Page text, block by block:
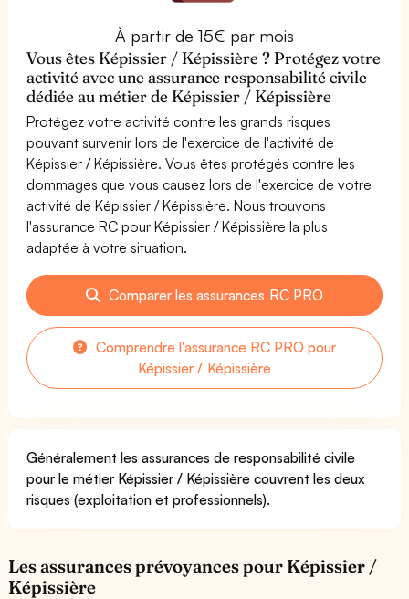
À partir de 15€ par mois
Vous êtes Képissier / Képissière ? Protégez votre
activité avec une assurance responsabilité civile
dédiée au métier de Képissier / Képissière
Protégez votre activité contre les grands risques
pouvant survenir lors de l'exercice de l'activité de
Képissier / Képissière. Vous êtes protégés contre les
dommages que vous causez lors de l'exercice de votre
activité de Képissier / Képissière. Nous trouvons
l'assurance RC pour Képissier / Képissière la plus
adaptée à votre situation.
Comparer les assurances RC PRO
Comprendre l'assurance RC PRO pour
Képissier / Képissière
Généralement les assurances de responsabilité civile
pour le métier Képissier / Képissière couvrent les deux
risques (exploitation et professionnels).
Les assurances prévoyances pour Képissier /
Képissière